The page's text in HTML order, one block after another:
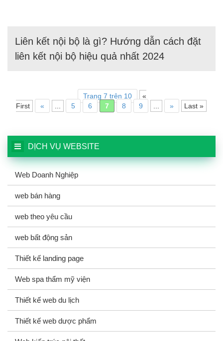
Liên kết nội bộ là gì? Hướng dẫn cách đặt
liên kết nội bộ hiệu quả nhất 2024
Trang 7 trên 10
«
First
« 5 6 7 8 9 » Last »
DỊCH VỤ WEBSITE
Web Doanh Nghiệp
web bán hàng
web theo yêu cầu
web bất động sản
Thiết kế landing page
Web spa thẩm mỹ viện
Thiết kế web du lịch
Thiết kế web dược phẩm